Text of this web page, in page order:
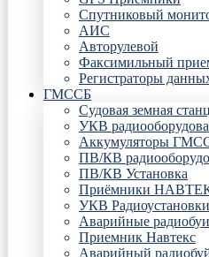
Спутниковый
АИС
Авторулевой
Факсимильный
Регистраторы
ГМССБ
Судовая земная
УКВ
Аккумуляторы
ПВ/КВ
ПВ/КВ Установка
Приёмники
УКВ
Аварийные радиобуи
Приемник Навтекс
Аварийный